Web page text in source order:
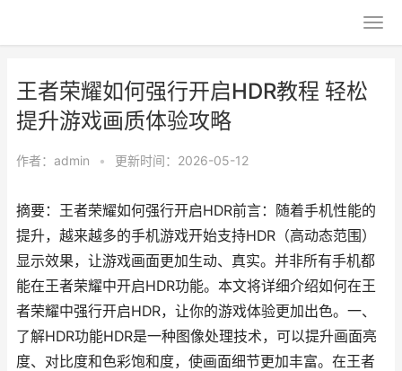
王者荣耀如何强行开启HDR教程 轻松
提升游戏画质体验攻略
作者： admin • 更新时间：2026-05-12
摘要：王者荣耀如何强行开启HDR前言：随着手机性能的
提升，越来越多的手机游戏开始支持HDR（高动态范围）
显示效果，让游戏画面更加生动、真实。并非所有手机都
能在王者荣耀中开启HDR功能。本文将详细介绍如何在王
者荣耀中强行开启HDR，让你的游戏体验更加出色。一、
了解HDR功能HDR是一种图像处理技术，可以提升画面亮
度、对比度和色彩饱和度，使画面细节更加丰富。在王者